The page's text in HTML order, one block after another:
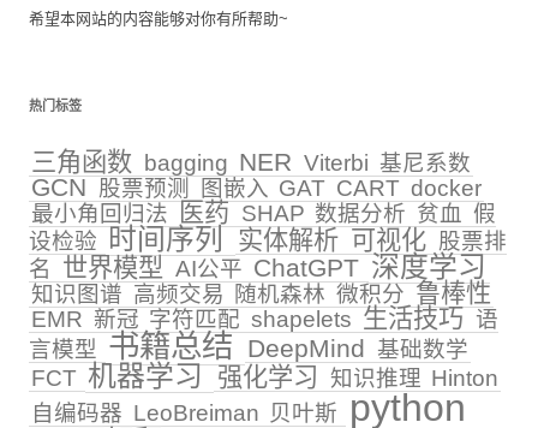
希望本网站的内容能够对你有所帮助~
热门标签
三角函数 bagging NER Viterbi 基尼系数
GCN 股票预测 图嵌入 GAT CART docker
最小角回归法
医药 SHAP 数据分析 贫血 假
设检验 时间序列 实体解析 可视化 股票排
名
世界模型 AI公平 ChatGPT 深度学习
知识图谱 高频交易 随机森林 微积分 鲁棒性
EMR 新冠 字符匹配 shapelets 生活技巧 语
言模型 书籍总结 DeepMind 基础数学
FCT 机器学习 强化学习 知识推理 Hinton
自编码器 LeoBreiman 贝叶斯 python